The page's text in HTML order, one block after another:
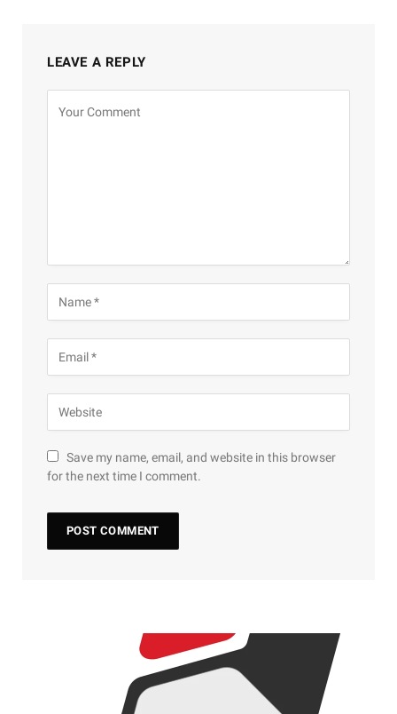
LEAVE A REPLY
Save my name, email, and website in this browser
for the next time I comment.